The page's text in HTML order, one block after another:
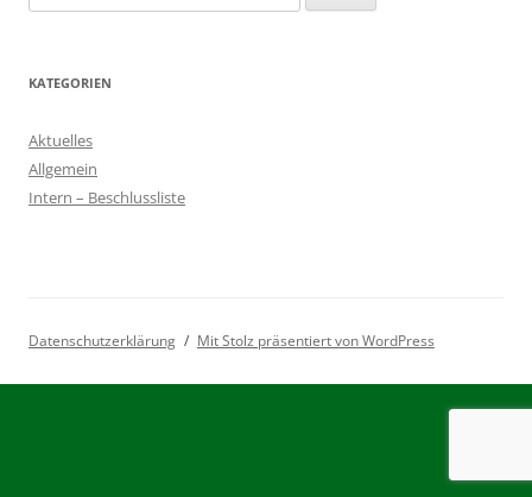
nach:
KATEGORIEN
Aktuelles
Allgemein
Intern – Beschlussliste
Datenschutzerklärung Mit Stolz präsentiert von WordPress